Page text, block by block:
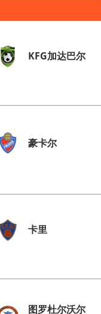
KFG加达巴尔
豪卡尔
卡里
图罗杜尔沃尔